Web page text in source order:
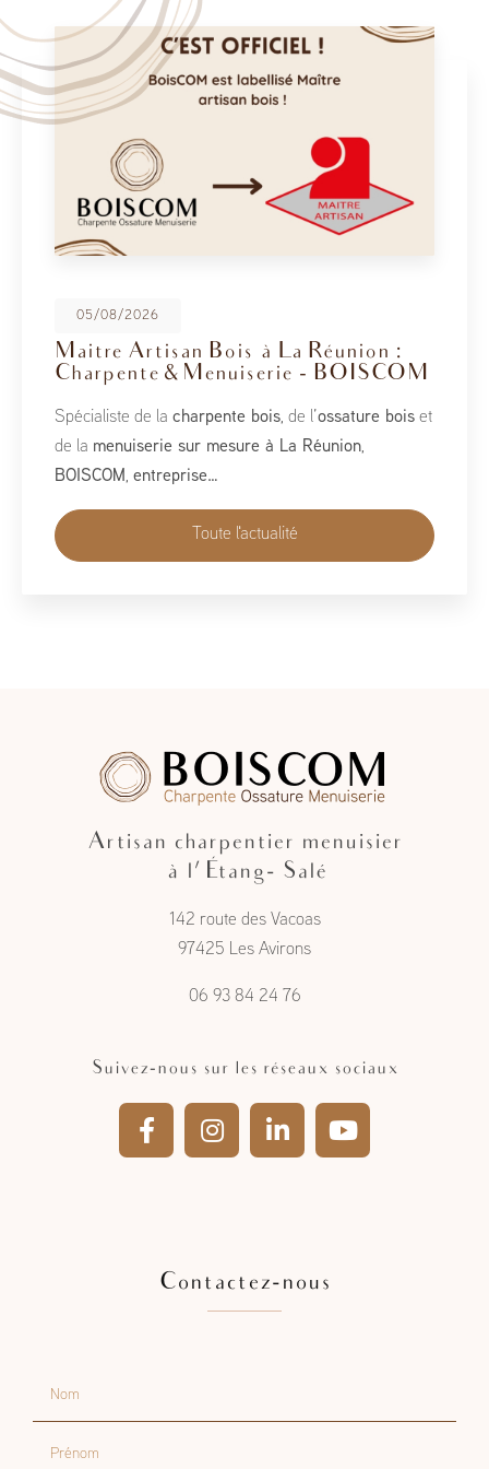
05/08/2026
Maitre Artisan Bois à La Réunion :
Charpente & Menuiserie - BOISCOM
Spécialiste de la charpente bois, de l’ossature bois et
de la menuiserie sur mesure à La Réunion,
BOISCOM , entreprise…
Toute l'actualité
Artisan charpentier menuisier
à l'Étang- Salé
142 route des Vacoas
97425 Les Avirons
06 93 84 24 76
Suivez-nous sur les réseaux sociaux
Contactez-nous
Nom
Prénom